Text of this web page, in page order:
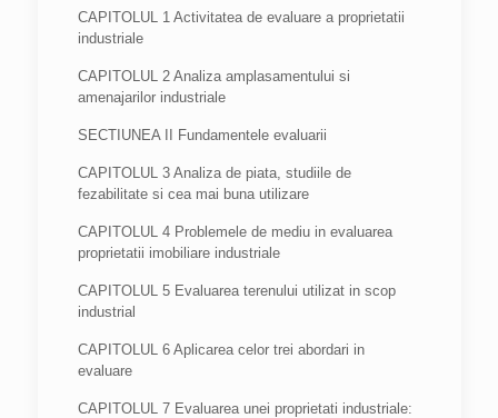
CAPITOLUL 1 Activitatea de evaluare a proprietatii
industriale
CAPITOLUL 2 Analiza amplasamentului si
amenajarilor industriale
SECTIUNEA II Fundamentele evaluarii
CAPITOLUL 3 Analiza de piata, studiile de
fezabilitate si cea mai buna utilizare
CAPITOLUL 4 Problemele de mediu in evaluarea
proprietatii imobiliare industriale
CAPITOLUL 5 Evaluarea terenului utilizat in scop
industrial
CAPITOLUL 6 Aplicarea celor trei abordari in
evaluare
CAPITOLUL 7 Evaluarea unei proprietati industriale: